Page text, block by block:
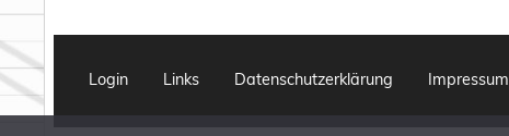
Login Links Datenschutzerklärung Impressum